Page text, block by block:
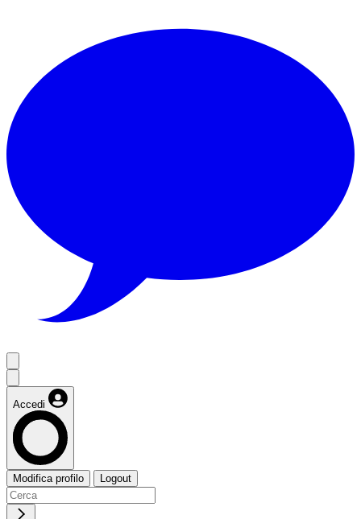
Accedi
Modifica profilo Logout